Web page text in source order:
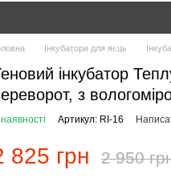
Інкубатори для яєць
інкубатор
з
Артикул: RI-16
825 грн 2 950